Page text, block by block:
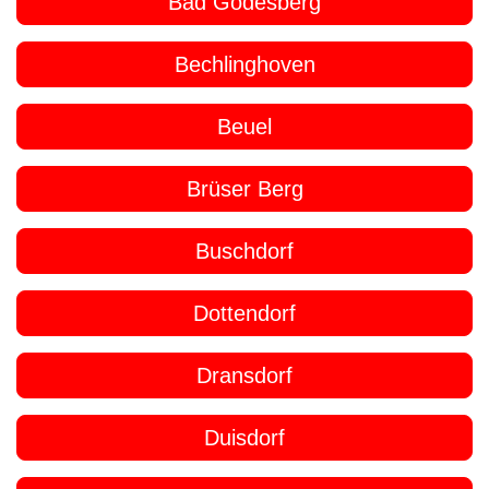
Bechlinghoven
Beuel
Brüser Berg
Buschdorf
Dottendorf
Dransdorf
Duisdorf